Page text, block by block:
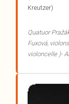
Kreutzer)
Quatuor
Fuxová,
violoncelle )-